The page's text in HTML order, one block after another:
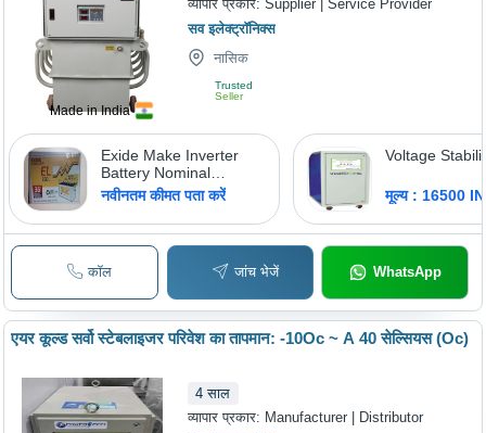
Made in India
व्यापार प्रकार:Supplier | Service Provider
सव इलेक्ट्रॉनिक्स
नासिक
Trusted
Seller
Exide Make Inverter
Battery Nominal
Voltage: 12 Volt (V)
नवीनतम कीमत पता करें
Voltage
मूल्य : 16500
कॉल जांच भेजें WhatsApp
एयर कूल्ड सर्वो स्टेबलाइजर परिवेश का तापमान: -10Oc ~ A 40 सेल्सियस (Oc)
4 साल
व्यापार प्रकार: Manufacturer | Distributor